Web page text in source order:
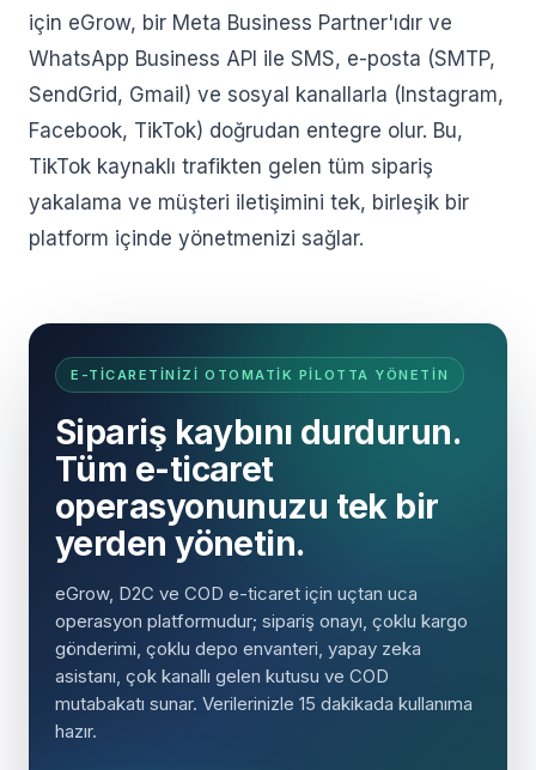
için eGrow, bir Meta Business Partner'ıdır ve
WhatsApp Business API ile SMS, e-posta (SMTP,
SendGrid, Gmail) ve sosyal kanallarla (Instagram,
Facebook, TikTok) doğrudan entegre olur. Bu,
TikTok kaynaklı trafikten gelen tüm sipariş
yakalama ve müşteri iletişimini tek, birleşik bir
platform içinde yönetmenizi sağlar.
E-TICARETINIZI OTOMATIK PILOTTA YÖNETIN
Sipariş kaybını durdurun.
Tüm e-ticaret
operasyonunuzu tek bir
yerden yönetin.
eGrow, D2C ve COD e-ticaret için uçtan uca
operasyon platformudur; sipariş onayı, çoklu kargo
gönderimi, çoklu depo envanteri, yapay zeka
asistanı, çok kanallı gelen kutusu ve COD
mutabakatı sunar. Verilerinizle 15 dakikada kullanıma
hazır.